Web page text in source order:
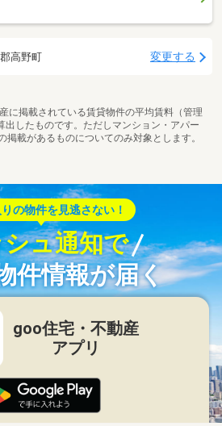
高野町 変更する
に掲載されている賃貸物件の平均賃料（管理
出したものです。ただしマンション・アパー
掲載があるものについてのみ対象とします。
の物件を見逃さない！
ュ通知で
件情報が届く
goo住宅・不動産
アプリ